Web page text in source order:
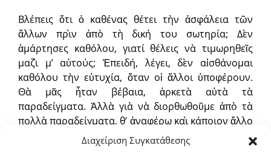
Διαχείριση Συγκατάθεσης
Βλέπεις ὅτι ὁ καθένας θέτει τὴν ἀσφάλεια τῶν
ἄλλων πρὶν ἀπὸ τὴ δική του σωτηρία; Δὲν
ἁμάρτησες καθόλου, γιατί θέλεις νὰ τιμωρηθεῖς
μαζὶ μ’ αὐτούς; Ἐπειδή, λέγει, δὲν αἰσθάνομαι
καθόλου τὴν εὐτυχία, ὅταν οἱ ἄλλοι ὑποφέρουν.
Θὰ μᾶς ἦταν βέβαια, ἀρκετὰ αὐτὰ τὰ
παραδείγματα. Ἀλλὰ γιὰ νὰ διορθωθοῦμε ἀπὸ τὰ
πολλὰ παραδείγματα, θ’ ἀναφέρω καὶ κάποιον ἄλλο
ποὺ ἔκαμε τὶς ἴδιες σκέψεις. Γιατί καὶ ὁ Δαυίδ, ὁ
μακάριος καὶ πράος ἐκεῖνος ἄνδρας, ὅταν